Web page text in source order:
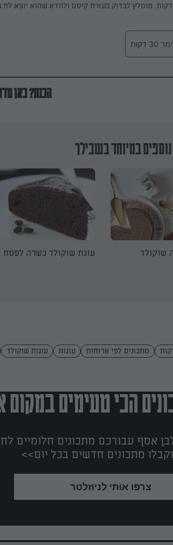
אופים כ-25-30 דקות. מומלץ לבדוק בעזרת קיסם ולוודא שהוא
דקות
הכנת? כאן
במיוחד בשבילך
שוקולד עוגת שוקולד כשרה לפסח
מתכונים לפי ארוחות עוגות עוגות שוקולד
הכי טעימים במקום
אסף עבורכם מתכונים חלומיים
מתכונים חדשים בכל יום>>
צרפו אותי לניוזלטר